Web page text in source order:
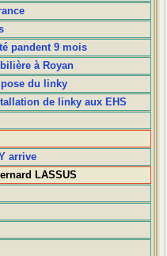
pandent 9 mois
à Royan
pose du linky
de linky aux EHS
arrive
LASSUS